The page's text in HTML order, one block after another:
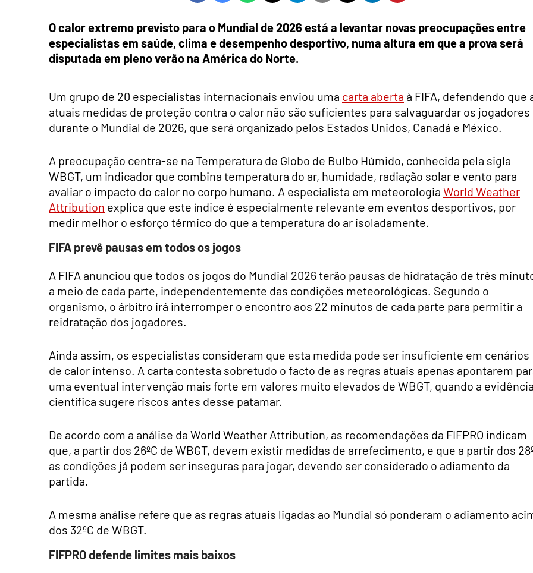
O calor extremo previsto para o Mundial de 2026 está a levantar novas preocupações entre
especialistas em saúde, clima e desempenho desportivo, numa altura em que a prova será
disputada em pleno verão na América do Norte.
Um grupo de 20 especialistas internacionais enviou uma carta aberta à FIFA, defendendo que
atuais medidas de proteção contra o calor não são suficientes para salvaguardar os jogadores
durante o Mundial de 2026, que será organizado pelos Estados Unidos, Canadá e México.
A preocupação centra-se na Temperatura de Globo de Bulbo Húmido, conhecida pela sigla
WBGT, um indicador que combina temperatura do ar, humidade, radiação solar e vento para
avaliar o impacto do calor no corpo humano. A especialista em meteorologia World Weather
Attribution explica que este índice é especialmente relevante em eventos desportivos, por
medir melhor o esforço térmico do que a temperatura do ar isoladamente.
FIFA prevê pausas em todos os jogos
A FIFA anunciou que todos os jogos do Mundial 2026 terão pausas de hidratação de três
a meio de cada parte, independentemente das condições meteorológicas. Segundo o
organismo, o árbitro irá interromper o encontro aos 22 minutos de cada parte para permitir a
reidratação dos jogadores.
Ainda assim, os especialistas consideram que esta medida pode ser insuficiente em cenários
de calor intenso. A carta contesta sobretudo o facto de as regras atuais apenas apontarem
uma eventual intervenção mais forte em valores muito elevados de WBGT, quando a evidência
científica sugere riscos antes desse patamar.
De acordo com a análise da World Weather Attribution, as recomendações da FIFPRO indicam
que, a partir dos 26ºC de WBGT, devem existir medidas de arrefecimento, e que a partir dos
as condições já podem ser inseguras para jogar, devendo ser considerado o adiamento da
partida.
A mesma análise refere que as regras atuais ligadas ao Mundial só ponderam o adiamento
dos 32ºC de WBGT.
FIFPRO defende limites mais baixos